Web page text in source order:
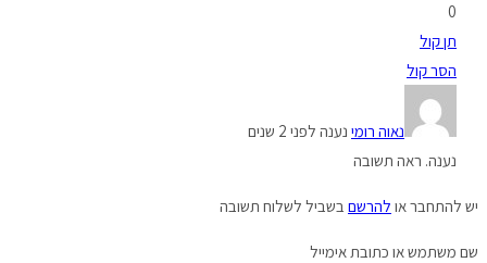
0
תן קול
הסר קול
נאוה רומי נענה לפני 2 שנים
נענה. ראה תשובה
יש להתחבר או להרשם בשביל לשלוח תשובה
שם משתמש או כתובת אימייל